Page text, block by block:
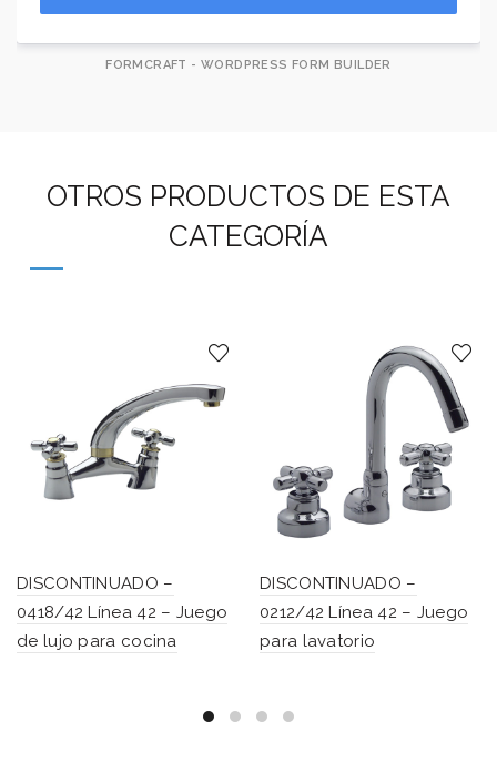
FORMCRAFT - WORDPRESS FORM BUILDER
OTROS PRODUCTOS DE ESTA
CATEGORÍA
DISCONTINUADO –
0418/42 Línea 42 – Juego
de lujo para cocina
DISCONTINUADO –
0212/42 Línea 42 – Juego
para lavatorio